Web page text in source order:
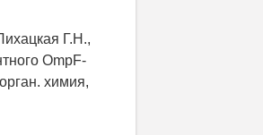
Г.Н.,
OmpF-
химия,